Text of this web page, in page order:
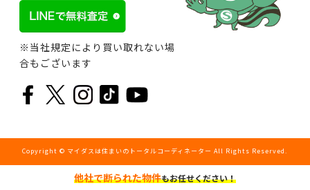
他社で断られた物件もお任せください！
※当社規定により買い取れない場
合もございます
Copyright © マイダスは住まいのトータルコーディネーター All Rights Reserved.